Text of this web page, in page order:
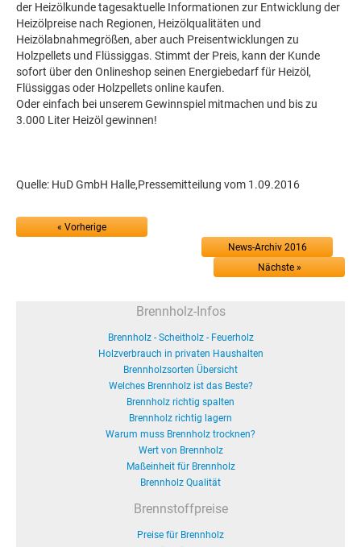
der Heizölkunde tagesaktuelle Informationen zur Entwicklung der
Heizölpreise nach Regionen, Heizölqualitäten und
Heizölabnahmegrößen, aber auch Preisentwicklungen zu
Holzpellets und Flüssiggas. Stimmt der Preis, kann der Kunde
sofort über den Onlineshop seinen Energiebedarf für Heizöl,
Flüssiggas oder Holzpellets online kaufen.
Oder einfach bei unserem Gewinnspiel mitmachen und bis zu
3.000 Liter Heizöl gewinnen!
Quelle: HuD GmbH Halle,Pressemitteilung vom 1.09.2016
« Vorherige
News-Archiv 2016
Nächste »
Brennholz-Infos
Brennholz - Scheitholz - Feuerholz
Holzverbrauch in privaten Haushalten
Brennholzsorten Übersicht
Welches Brennholz ist das Beste?
Brennholz richtig spalten
Brennholz richtig lagern
Warum muss Brennholz trocknen?
Wert von Brennholz
Maßeinheit für Brennholz
Brennholz Qualität
Brennstoffpreise
Preise für Brennholz